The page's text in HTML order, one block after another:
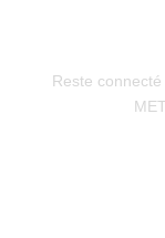
Reste